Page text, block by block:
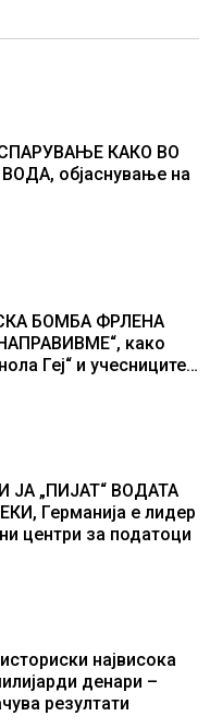
КАКО ВО
објаснување на
БОМБА ФРЛЕНА
како
Геј“ и учесниците
„ПИЈАТ“ ВОДАТА
Германија е лидер
центри за податоци
највисока
денари –
резултати